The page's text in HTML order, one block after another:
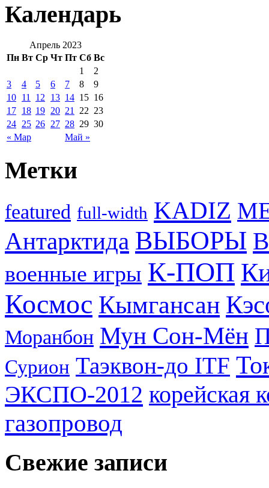
Календарь
Апрель 2023
Пн Вт Ср Чт Пт Сб Вс
« Мар Май »
1
2
3
4 5 6 7 8
9
10 11 12 13 14 15 16
17 18 19 20 21 22 23
24 25 26 27 28 29 30
Метки
featured full-width KADIZ
Антарктида ВЫБОРЫ
военные игры К-ПОП
Космос Кымгансан
Моранбон Мун Сон-Мён
Сурион Таэквон-до ITF
ЭКСПО-2012 корейская
газопровод
Свежие записи